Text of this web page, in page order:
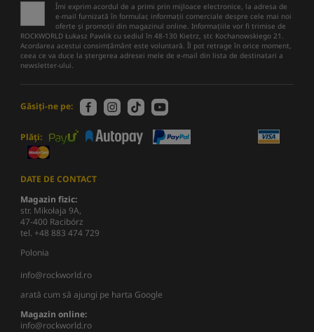
Îmi exprim acordul de a primi prin mijloace electronice, la adresa de
e-mail furnizată în formular, informații comerciale despre cele mai noi
oferte și promoții din magazinul online. Informațiile vor fi trimise de
ROCKWORLD Łukasz Pawlik cu sediul în 48-130 Kietrz, str. Kochanowskiego 21.
Acordarea acestui consimțământ este voluntară. Îl pot retrage în orice moment,
ceea ce va duce la ștergerea adresei mele de e-mail din lista de destinatari a
newsletter-ului.
Găsiți-ne pe:
Plăți:
DATE DE CONTACT
Magazin fizic:
str. Mikołaja 9A,
47-400 Racibórz
tel. +48 883 474 729
Polonia
info@rockworld.ro
arată cum să ajungi pe harta Google
Magazin online:
info@rockworld.ro